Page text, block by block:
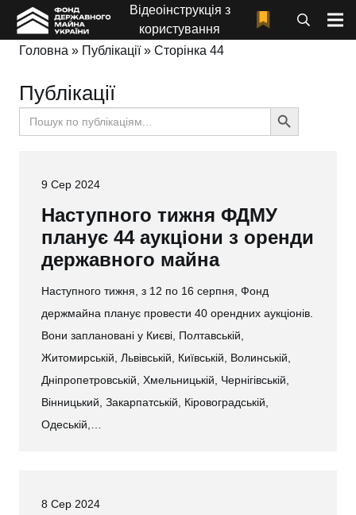
Відеоінструкція з
користування
Головна » Публікації» Сторінка 44
Публікації
Search
for:
Search
Button
9 Сер 2024
Наступного тижня ФДМУ
планує 44 аукціони з оренди
державного майна
Наступного тижня, з 12 по 16 серпня, Фонд
держмайна планує провести 40 орендних аукціонів.
Вони заплановані у Києві, Полтавській,
Житомирській, Львівській, Київській, Волинській,
Дніпропетровській, Хмельницькій, Чернігівській,
Вінницький, Закарпатській, Кіровоградській,
Одеській,…
8 Сер 2024